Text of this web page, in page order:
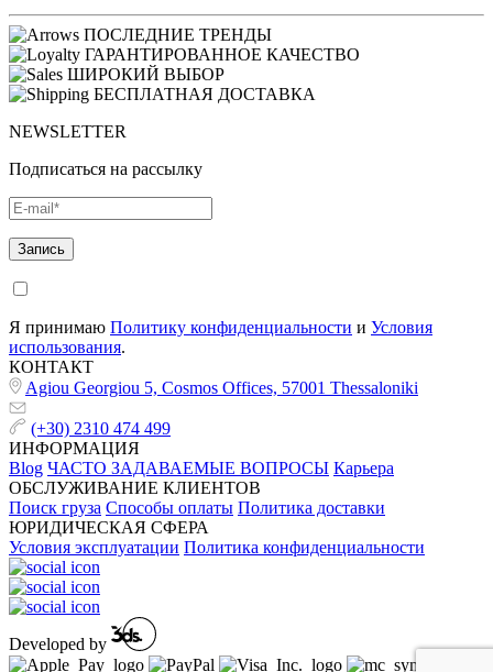
ПОСЛЕДНИЕ ТРЕНДЫ
ГАРАНТИРОВАННОЕ КАЧЕСТВО
ШИРОКИЙ ВЫБОР
БЕСПЛАТНАЯ ДОСТАВКА
NEWSLETTER
Подписаться на рассылку
Я принимаю Политику конфиденциальности и Условия
использования.
КОНТАКТ
Agiou Georgiou 5, Cosmos Offices, 57001 Thessaloniki
(+30) 2310 474 499
ИНФОРМАЦИЯ
Blog ЧАСТО ЗАДАВАЕМЫЕ ВОПРОСЫ Карьера
ОБСЛУЖИВАНИЕ КЛИЕНТОВ
Поиск груза Способы оплаты Политика доставки
ЮРИДИЧЕСКАЯ СФЕРА
Условия эксплуатации Политика конфиденциальности
Developed by